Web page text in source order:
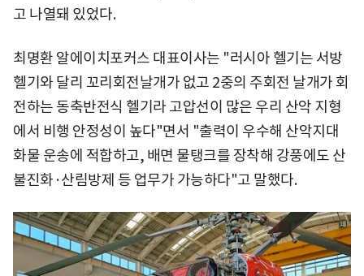
고 나열돼 있었다.
최명환 알에이치포커스 대표이사는 "러시아 헬기는 서방
헬기와 달리 꼬리회전날개가 없고 2중의 주회전 날개가 회
전하는 동축반전식 헬기라 고압선이 많은 우리 산악 지형
에서 비행 안정성이 높다"면서 "출력이 우수해 산악지대
화물 운송에 적합하고, 배면 물탱크를 장착해 강풍에도 산
불진화·산림방제 등 업무가 가능하다"고 말했다.